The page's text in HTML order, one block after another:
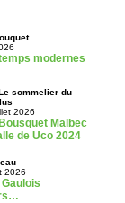
modernes
sommelier du
2026
Malbec
de Uco 2024
2026